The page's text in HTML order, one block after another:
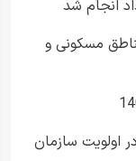
انجام شد
مسکونی و
اولویت سازمان